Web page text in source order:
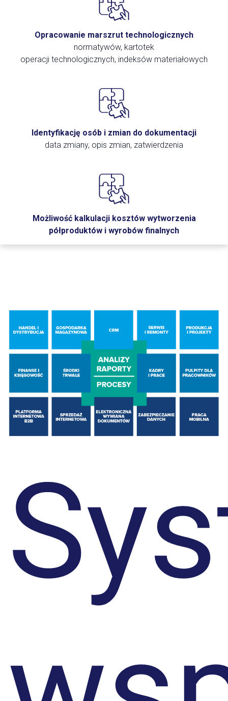
Opracowanie marszrut technologicznych
normatywów, kartotek
operacji technologicznych, indeksów materiałowych
Identyfikację osób i zmian do dokumentacji
data zmiany, opis zmian, zatwierdzenia
Możliwość kalkulacji kosztów wytworzenia
półproduktów i wyrobów finalnych